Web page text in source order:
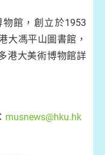
館，創立於1953
大馮平山圖書館，
港大美術博物館詳
musnews@hku.hk